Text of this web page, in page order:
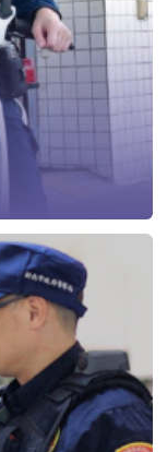
如何執行家庭暴力加害人訪查、訪查對象及期間為何?